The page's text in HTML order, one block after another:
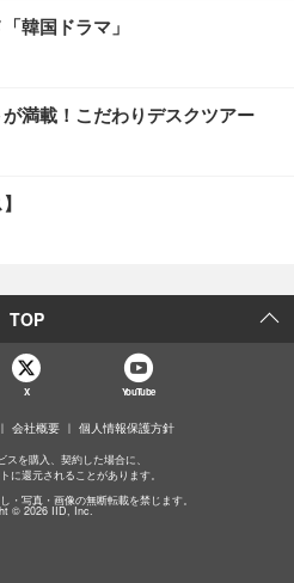
韓国ドラマ」
満載！こだわりデスクツアー
TOP
X YouTube
会社概要 個人情報保護方針
を購入、契約した場合に、
に還元されることがあります。
・写真・画像の無断転載を禁じます。
© 2026 IID, Inc.